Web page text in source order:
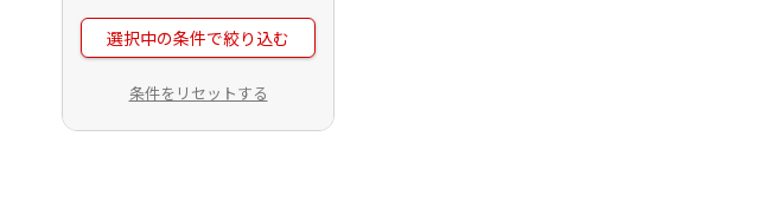
選択中の条件で絞り込む
条件をリセットする